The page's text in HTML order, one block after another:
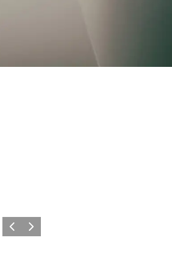
ZurückWeiter